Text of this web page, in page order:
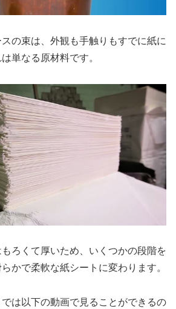
の束は、外観も手触りもすでに紙に
単なる原材料です。
ろくて厚いため、いくつかの段階を
かで柔軟な紙シートに変わります。
は以下の動画で見ることができるの